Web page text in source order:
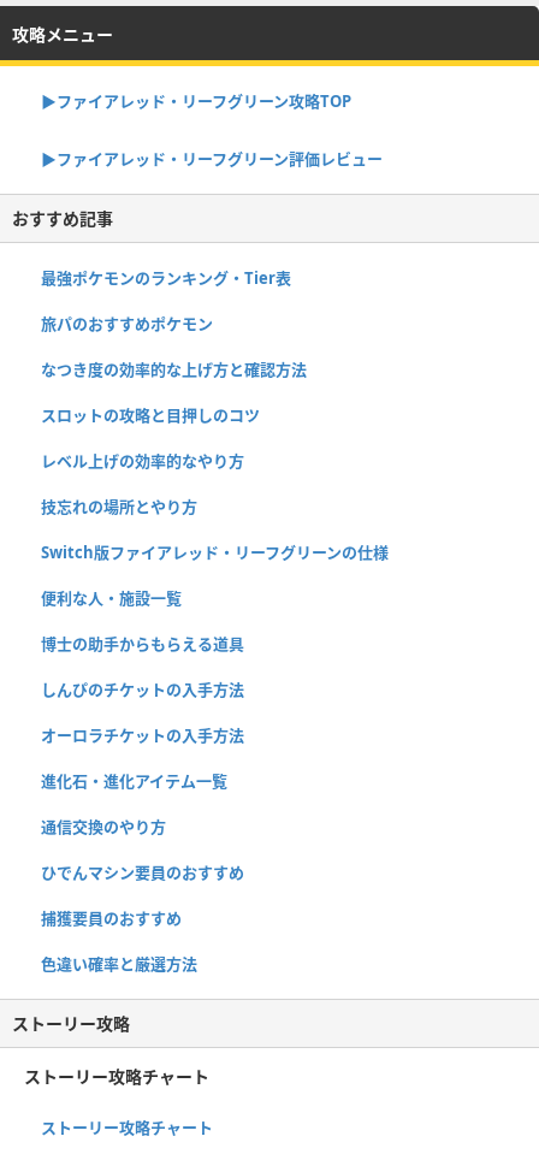
攻略メニュー
▶︎ファイアレッド・リーフグリーン攻略TOP
▶︎ファイアレッド・リーフグリーン評価レビュー
おすすめ記事
最強ポケモンのランキング・Tier表
旅パのおすすめポケモン
なつき度の効率的な上げ方と確認方法
スロットの攻略と目押しのコツ
レベル上げの効率的なやり方
技忘れの場所とやり方
Switch版ファイアレッド・リーフグリーンの仕様
便利な人・施設一覧
博士の助手からもらえる道具
しんぴのチケットの入手方法
オーロラチケットの入手方法
進化石・進化アイテム一覧
通信交換のやり方
ひでんマシン要員のおすすめ
捕獲要員のおすすめ
色違い確率と厳選方法
ストーリー攻略
ストーリー攻略チャート
ストーリー攻略チャート